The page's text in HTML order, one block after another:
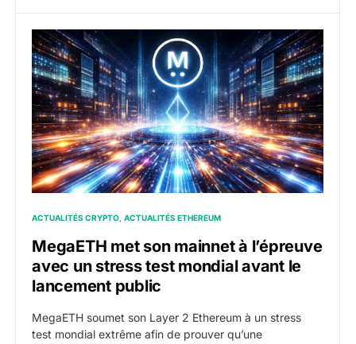
MegaETH met son mainnet à l’épreuve avec un
ACTUALITÉS CRYPTO ACTUALITÉS ETHEREUM
MegaETH met son mainnet à l’épreuve
avec un stress test mondial avant le
lancement public
MegaETH soumet son Layer 2 Ethereum à un stress
test mondial extrême afin de prouver qu’une